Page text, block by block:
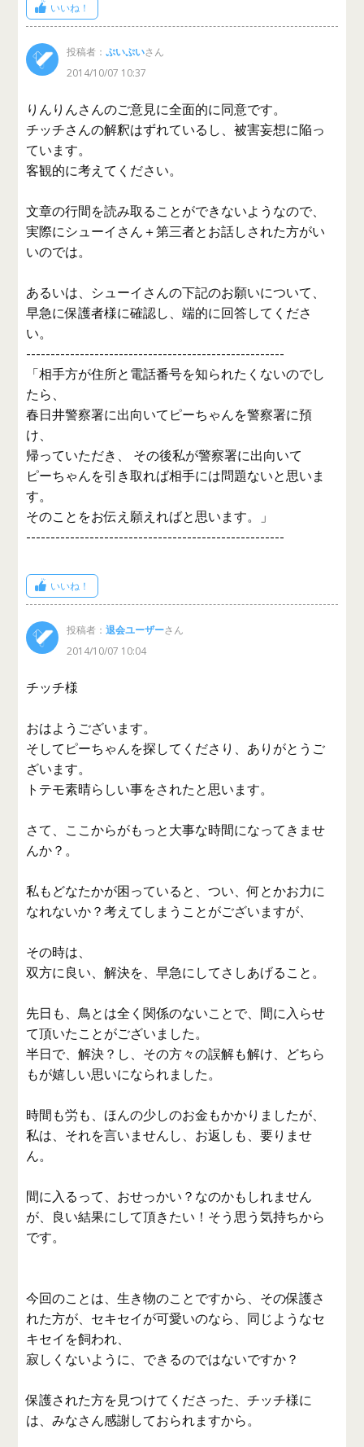
いいね！
投稿者：ぷいぷいさん
2014/10/07 10:37
りんりんさんのご意見に全面的に同意です。
チッチさんの解釈はずれているし、被害妄想に陥っ
ています。
客観的に考えてください。
文章の行間を読み取ることができないようなので、
実際にシューイさん＋第三者とお話しされた方がい
いのでは。
あるいは、シューイさんの下記のお願いについて、
早急に保護者様に確認し、端的に回答してくださ
い。
-----------------------------------------------------
「相手方が住所と電話番号を知られたくないのでし
たら、
春日井警察署に出向いてピーちゃんを警察署に預
け、
帰っていただき、 その後私が警察署に出向いて
ピーちゃんを引き取れば相手には問題ないと思いま
す。
そのことをお伝え願えればと思います。」
-----------------------------------------------------
いいね！
投稿者：退会ユーザーさん
2014/10/07 10:04
チッチ様
おはようございます。
そしてピーちゃんを探してくださり、ありがとうご
ざいます。
トテモ素晴らしい事をされたと思います。
さて、ここからがもっと大事な時間になってきませ
んか？。
私もどなたかが困っていると、つい、何とかお力に
なれないか？考えてしまうことがございますが、
その時は、
双方に良い、解決を、早急にしてさしあげること。
先日も、鳥とは全く関係のないことで、間に入らせ
て頂いたことがございました。
半日で、解決？し、その方々の誤解も解け、どちら
もが嬉しい思いになられました。
時間も労も、ほんの少しのお金もかかりましたが、
私は、それを言いませんし、お返しも、要りませ
ん。
間に入るって、おせっかい？なのかもしれません
が、良い結果にして頂きたい！そう思う気持ちから
です。
今回のことは、生き物のことですから、その保護さ
れた方が、セキセイが可愛いのなら、同じようなセ
キセイを飼われ、
寂しくないように、できるのではないですか？
保護された方を見つけてくださった、チッチ様に
は、みなさん感謝しておられますから。